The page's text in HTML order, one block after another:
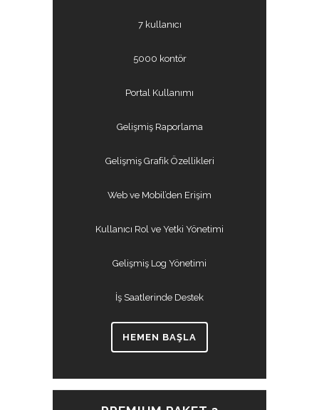
7 kullanıcı
5000 kontör
Portal Kullanımı
Gelişmiş Raporlama
Gelişmiş Grafik Özellikleri
Web ve Mobil’den Erişim
Kullanıcı Rol ve Yetki Yönetimi
Gelişmiş Log Yönetimi
İş Saatlerinde Destek
HEMEN BAŞLA